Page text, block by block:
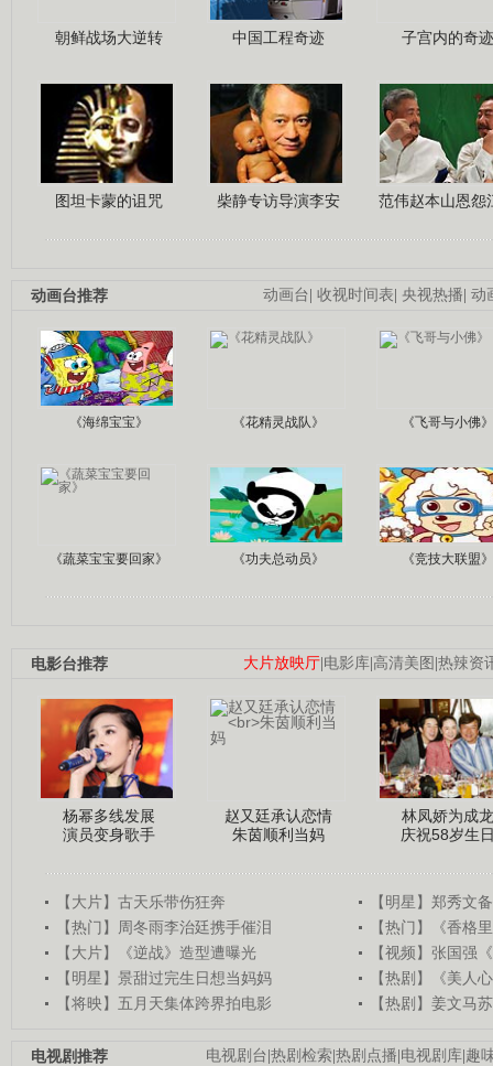
朝鲜战场大逆转 中国工程奇迹 子宫内的奇迹
图坦卡蒙的诅咒 柴静专访导演李安 范伟赵本山恩怨
动画台| 收视时间表| 央视热播| 动
动画台推荐
《海绵宝宝》 《花精灵战队》 《飞哥与小佛》
《蔬菜宝宝要回家》 《功夫总动员》 《竞技大联盟》
大片放映厅|电影库|高清美图 |热辣资
电影台推荐
杨幂多线发展
演员变身歌手
赵又廷承认恋情
朱茵顺利当妈
林凤娇为成龙
庆祝58岁生
【大片】古天乐带伤狂奔
【明星】郑秀文
【热门】周冬雨李治廷携手催泪
【热门】《香格
【大片】《逆战》造型遭曝光
【视频】张国强
【明星】景甜过完生日想当妈妈
【热剧】《美人
【将映】五月天集体跨界拍电影
【热剧】姜文马
电视剧台|热剧检索|热剧点播|电视剧库|趣
电视剧推荐